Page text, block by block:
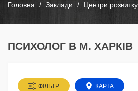
Головна Заклади Центри
ПСИХОЛОГ В М. ХАРКІВ
ФІЛЬТР КАРТА